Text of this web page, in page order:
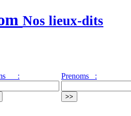
Nos lieux-dits
: Prenoms :